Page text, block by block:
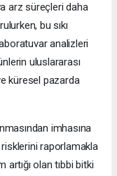
arz süreçleri daha
bu sıkı
analizleri
uluslararası
küresel pazarda
imhasına
raporlamakla
artığı olan tıbbi bitki